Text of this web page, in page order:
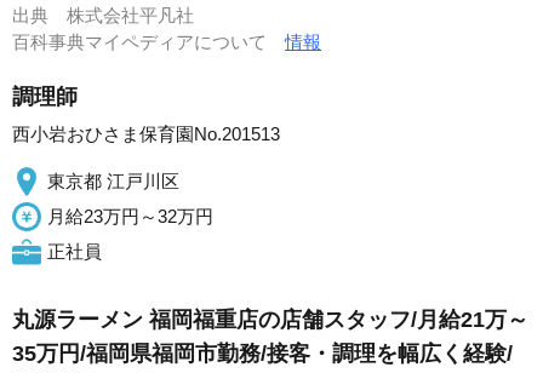
出典 株式会社平凡社
百科事典マイペディアについて情報
調理師
西小岩おひさま保育園No.201513
東京都 江戸川区
月給23万円～32万円
正社員
丸源ラーメン 福岡福重店の店舗スタッフ/月給21万～
35万円/福岡県福岡市勤務/接客・調理を幅広く経験/